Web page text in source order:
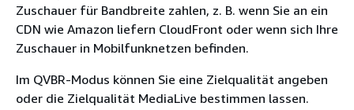
Zuschauer für Bandbreite zahlen, z. B. wenn Sie an ein
CDN wie Amazon liefern CloudFront oder wenn sich Ihre
Zuschauer in Mobilfunknetzen befinden.
Im QVBR-Modus können Sie eine Zielqualität angeben
oder die Zielqualität MediaLive bestimmen lassen.